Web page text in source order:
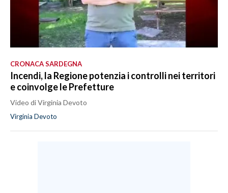
CRONACA SARDEGNA
Incendi, la Regione potenzia i controlli nei territori
e coinvolge le Prefetture
Video di Virginia Devoto
Virginia Devoto